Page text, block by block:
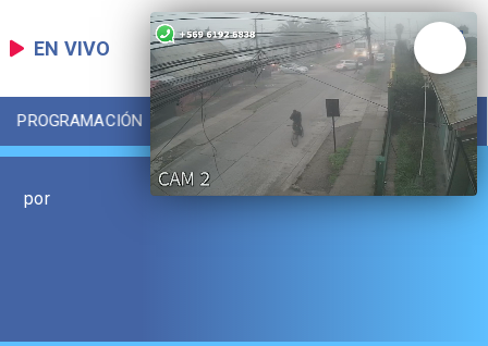
EN VIVO
PROGRAMACIÓN LOCAL DEPORTES
por